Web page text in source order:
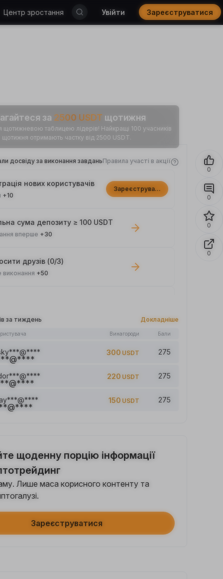
Центр зростання Увійти Зареєструватися
за 2500 USDT щотижня
таблицею лідерів! Найкращі 100 учасників
щотижня отримають частку від 2500 USDT.
досвіду за виконання завданьПравила участі в акції
нових користувачів
+10
Зареєструватися
сума депозиту ≥ 100 USDT
вперше +30
друзів (0/3)
+50
прочитано: 0/5
виконання+1
коментар (0/5)
Поширити статтю в соцмережах (0/5)
виконання+2
торгівля з ботами
перевірку особи
за тиждень Докладніше
Винагороди Бали
300 USDT 275
220 USDT 275
150 USDT 275
щоденну порцію інформації
Лише маса корисного контенту та
Зареєструватися
0
0
0
0